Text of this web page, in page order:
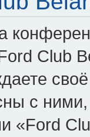
Club
с
«Ford